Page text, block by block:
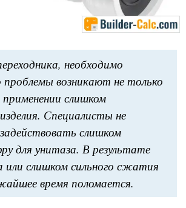
необходимо
возникают не только
применении слишком
Специалисты не
слишком
для унитаза. В результате
или слишком сильного сжатия
время поломается.